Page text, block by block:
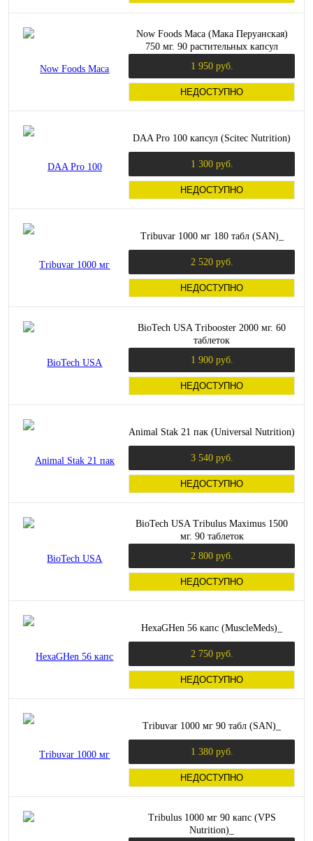
Now Foods Maca (Мака Перуанская)
750 мг. 90 растительных капсул
1 950 руб.
НЕДОСТУПНО
DAA Pro 100 капсул (Scitec Nutrition)
1 300 руб.
НЕДОСТУПНО
Tribuvar 1000 мг 180 табл (SAN)_
2 520 руб.
НЕДОСТУПНО
BioTech USA Tribooster 2000 мг. 60
таблеток
1 900 руб.
НЕДОСТУПНО
Animal Stak 21 пак (Universal Nutrition)
3 540 руб.
НЕДОСТУПНО
BioTech USA Tribulus Maximus 1500
мг. 90 таблеток
2 800 руб.
НЕДОСТУПНО
HexaGHen 56 капс (MuscleMeds)_
2 750 руб.
НЕДОСТУПНО
Tribuvar 1000 мг 90 табл (SAN)_
1 380 руб.
НЕДОСТУПНО
Tribulus 1000 мг 90 капс (VPS
Nutrition)_